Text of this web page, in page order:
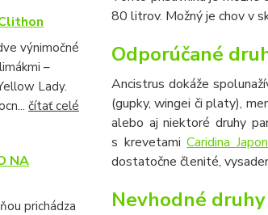
výnimočné
–
Lady.
čítať celé
NA
prichádza
80 litrov. Možný je chov v
Odporúčané
Ancistrus dokáže
(gupky, wingei či platy),
alebo aj niektoré druhy
s krevetamiCaridina
dostatočne členité,
Nevhodné